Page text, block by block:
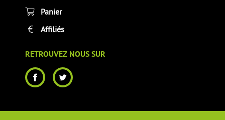
Panier
Affiliés
RETROUVEZ NOUS SUR